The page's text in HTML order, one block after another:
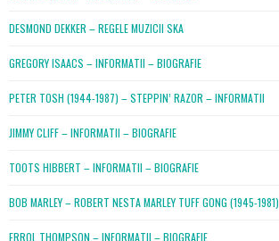
DESMOND DEKKER – REGELE MUZICII SKA
GREGORY ISAACS – INFORMATII – BIOGRAFIE
PETER TOSH (1944-1987) – STEPPIN’ RAZOR – INFORMATII
JIMMY CLIFF – INFORMATII – BIOGRAFIE
TOOTS HIBBERT – INFORMATII – BIOGRAFIE
BOB MARLEY – ROBERT NESTA MARLEY TUFF GONG (1945-1981)
ERROL THOMPSON – INFORMATII – BIOGRAFIE